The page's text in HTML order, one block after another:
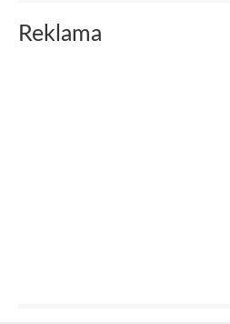
Reklama